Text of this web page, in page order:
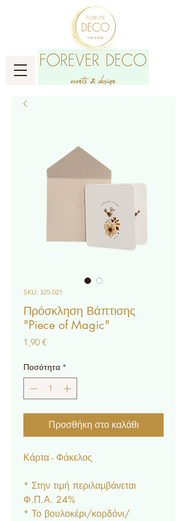
SKU: 325.021
Πρόσκληση Βάπτισης
"Piece of Magic"
1,90 €
Ποσότητα *
Προσθήκη στο καλάθι
Κάρτα - Φάκελος
* Στην τιμή περιλαμβάνεται
Φ.Π.Α. 24%
* Το βουλοκέρι/κορδόνι/